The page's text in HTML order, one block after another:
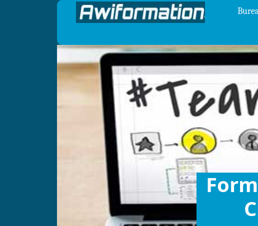
Panneau de gestion des cookies